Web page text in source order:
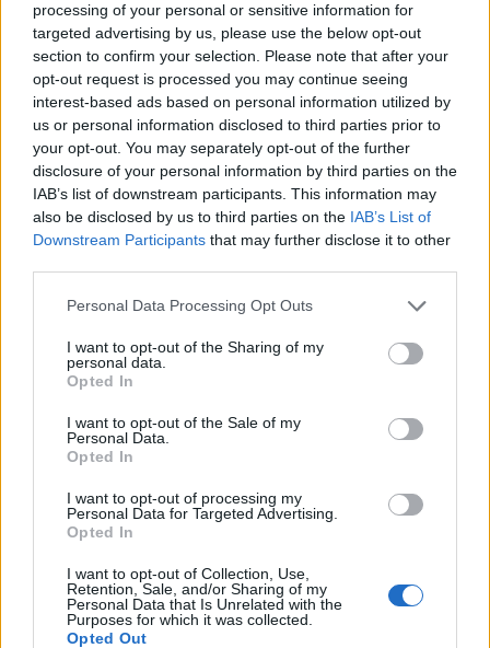
processing of your personal or sensitive information for
targeted advertising by us, please use the below opt-out
section to confirm your selection. Please note that after your
opt-out request is processed you may continue seeing
interest-based ads based on personal information utilized by
us or personal information disclosed to third parties prior to
your opt-out. You may separately opt-out of the further
disclosure of your personal information by third parties on the
IAB’s list of downstream participants. This information may
also be disclosed by us to third parties on the IAB’s List of
Downstream Participants that may further disclose it to other
Please note that this website/app uses one or more Google
not limited to your visit or usage behaviour. You may click to
grant or deny consent to Google and its third-party tags to
use your data for below specified purposes in below Google
consent section.
Personal Data Processing Opt Outs
I want to opt-out of the Sharing of my
personal data.
Opted In
I want to opt-out of the Sale of my
Personal Data.
Opted In
I want to opt-out of processing my
Personal Data for Targeted Advertising.
Opted In
I want to opt-out of Collection, Use,
Retention, Sale, and/or Sharing of my
Personal Data that Is Unrelated with the
Purposes for which it was collected.
Opted Out
O Νίκος Ζήσης (ΦΩΤΟ Eurokinissi)
Να αναφέρουμε ότι στη Θεσσαλονίκη θα βρεθεί
τις επόμενες ώρες ο Ρίτσαρντ Σιάο για την
επίσημη παρουσίαση του Βασίλη Σπανούλη από
την ΚΑΕ Άρης Betsson, η οποία θα
12:00 στο Αλεξάνδρειο.
Η ΚΑΕ Άρης γνωστοποίησε ότι ο Σιάο θα
υποδεχθεί προσωπικά τον νέο προπονητή της
οικογένεια του συλλόγου κατά τη διάρκεια της
εκδήλωσης. Αξίζει να σημειωθεί ότι το “παρών”
στην παρουσίαση θα δώσει και ο γνωστός
Σέρβος μάνατζερ Μίσκο Ραζνάτοβιτς, ο οποίος
εκπροσωπεί τον Βασίλη Σπανούλη.